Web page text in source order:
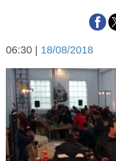
Economía y campo
Sociedad y tiempo
libre
06:30 | 18/08/2018